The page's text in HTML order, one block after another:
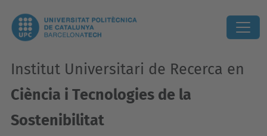
Institut Universitari de Recerca en
Ciència i Tecnologies de la
Sostenibilitat